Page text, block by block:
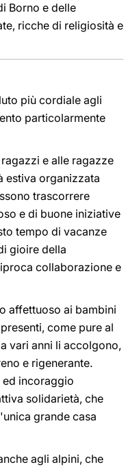
Borno e delle
ricche di religiosità e
più cordiale agli
particolarmente
e alle ragazze
estiva organizzata
trascorrere
e di buone iniziative
tempo di vacanze
gioire della
collaborazione e
affettuoso ai bambini
come pure al
vari anni li accolgono,
e rigenerante.
incoraggio
solidarietà, che
grande casa
agli alpini, che